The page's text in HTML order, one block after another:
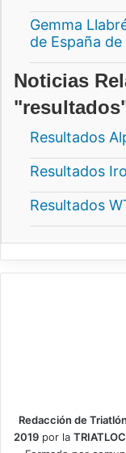
Gemma
de España
Noticias
Resultados
Resultados
Resultados
Redacción de
2019 por la